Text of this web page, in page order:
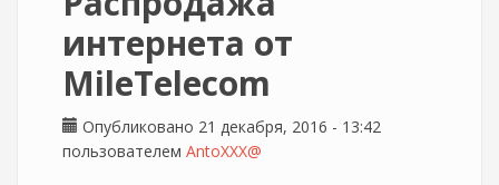
интернета от
MileTelecom
Опубликовано 21 декабря, 2016 - 13:42
пользователем AntoXXX@